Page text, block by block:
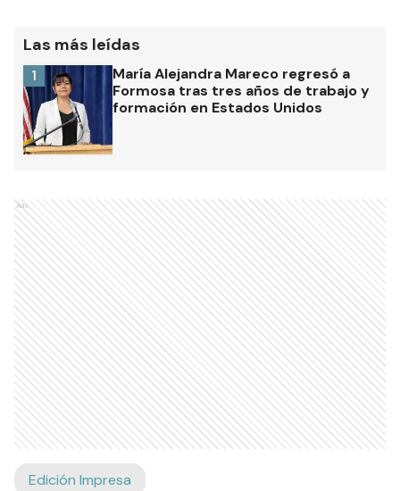
Las más leídas
María Alejandra Mareco regresó a
Formosa tras tres años de trabajo y
formación en Estados Unidos
1
Ads
Edición Impresa